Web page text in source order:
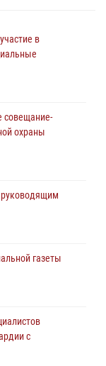
в
совещание-
охраны
руководящим
газеты
с